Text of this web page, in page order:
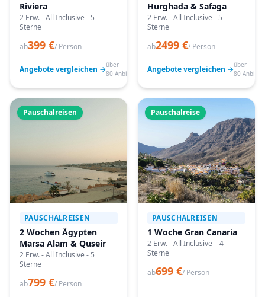
Riviera
2 Erw. - All Inclusive - 5
Sterne
ab399 €/ Person
Angebote vergleichen →über
80 Anbieter
Hurghada & Safaga
2 Erw. - All Inclusive - 5
Sterne
ab2499 €/ Person
Angebote vergleichen →über
80
Pauschalreisen
PAUSCHALREISEN
2 Wochen Ägypten
Marsa Alam & Quseir
2 Erw. - All Inclusive - 5
Sterne
ab799 €/ Person
Pauschalreise
PAUSCHALREISEN
1 Woche Gran Canaria
2 Erw. - All Inclusive – 4
Sterne
ab699 €/ Person